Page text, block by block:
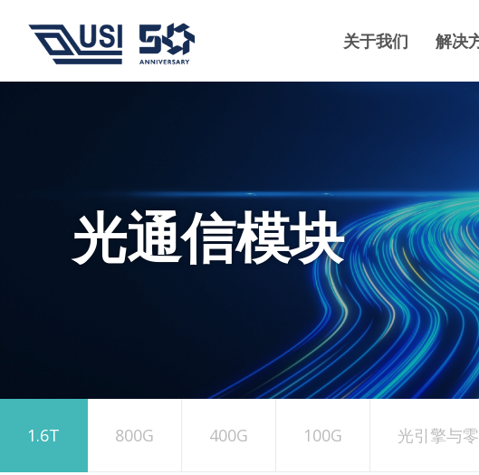
关于我们 解决
光通信模块
1.6T 800G 400G 100G 光引擎与